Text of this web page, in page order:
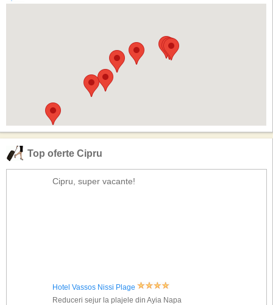
Top oferte Cipru
Cipru, super vacante!
Hotel Vassos Nissi Plage
Reduceri sejur la plajele din Ayia Napa